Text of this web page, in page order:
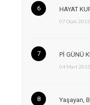
HAYAT
07 Ocak 2013
Pİ GÜNÜ
04 Mart 2013
Yaşayan,